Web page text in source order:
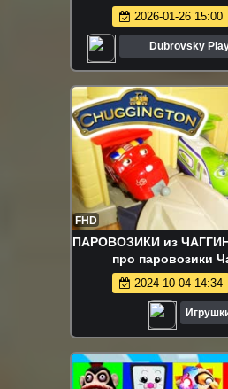
FIND the FAT
2026-01-26 15:00
Dubrovsky
FHD
ПАРОВОЗИКИ из
про паровозики
Chuggington
ИГРУШКИ
2024-10-04 14:34